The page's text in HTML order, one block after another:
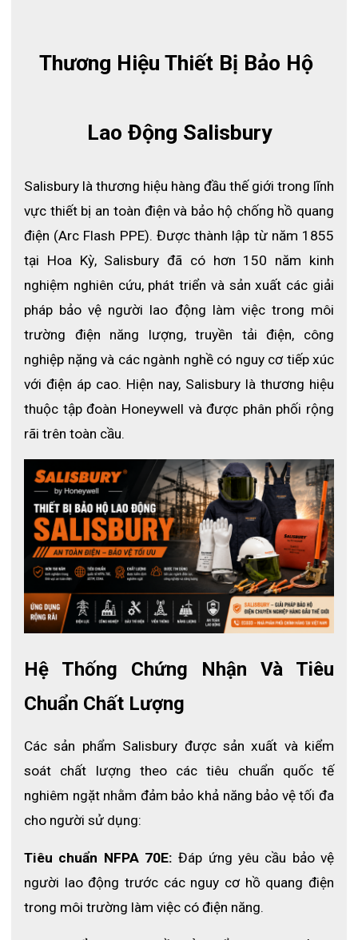
Vai áo cách điện Salisburyclass 3 D3RRB-ST được thiết kế
kích thước dài hơn mang đến sự bảo vệ tốt hơn cho người dùng.
Vai áo kéo dài từ phần vai cho đến hết phần cánh tay. Khoảng
trống bên trong rộng rãi giúp điều hành các cử chỉ dễ dàng mà
không sợ bị gò bó hay gây khó chịu. Đồng thời mang lại độ
thoáng nhất định lưu thông luồng không khí tốt hơn, giảm thiểu
nhiệt độ thời tiết nóng.
Tiện dụng hơn với các nút cài
Điểm đáng nói nhất của vai áo cách điện D3RRB-ST chính là
các nút cài được tích hợp trên đầu vai áo. Các nút cài này sẽ
với nhau. Nhờ vậy người dùng dù hoạt động mạnh cũng không lo
khác như là mất tập trung hoặc vướng vai áo vào đâu đó,......
Độ dày không quá lớn
Thương Hiệu Thiết Bị Bảo Hộ
Lao Động Salisbury
Salisbury là thương hiệu hàng đầu thế giới trong lĩnh
vực thiết bị an toàn điện và bảo hộ chống hồ quang
điện (Arc Flash PPE). Được thành lập từ năm 1855
tại Hoa Kỳ, Salisbury đã có hơn 150 năm kinh
nghiệm nghiên cứu, phát triển và sản xuất các giải
pháp bảo vệ người lao động làm việc trong môi
trường điện năng lượng, truyền tải điện, công
nghiệp nặng và các ngành nghề có nguy cơ tiếp xúc
với điện áp cao. Hiện nay, Salisbury là thương hiệu
thuộc tập đoàn Honeywell và được phân phối rộng
rãi trên toàn cầu.
Hệ Thống Chứng Nhận Và Tiêu
Chuẩn Chất Lượng
Các sản phẩm Salisbury được sản xuất và kiểm
soát chất lượng theo các tiêu chuẩn quốc tế
nghiêm ngặt nhằm đảm bảo khả năng bảo vệ tối đa
cho người sử dụng:
Tiêu chuẩn NFPA 70E: Đáp ứng yêu cầu bảo vệ
người lao động trước các nguy cơ hồ quang điện
trong môi trường làm việc có điện năng.